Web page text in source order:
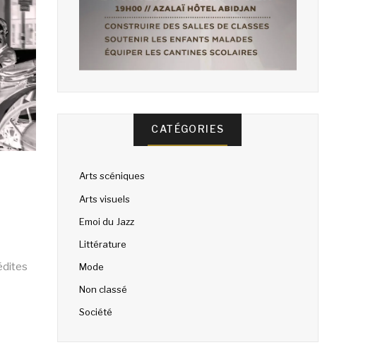
CATÉGORIES
Arts scéniques
Arts visuels
Emoi du Jazz
Littérature
Mode
Non classé
Société